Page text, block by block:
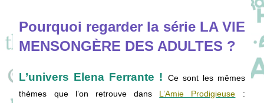
Pourquoi regarder la série LA VIE
MENSONGÈRE DES ADULTES ?
L’univers Elena Ferrante !
Ce sont les mêmes
thèmes que l’on retrouve dans L’Amie Prodigieuse :